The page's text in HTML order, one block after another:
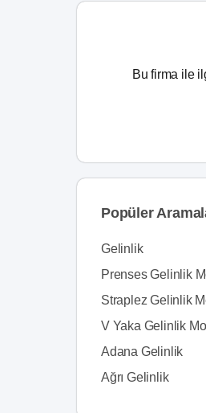
Bu firma ile
Popüler
Gelinlik
Prenses Gelinlik
Straplez Gelinlik
V Yaka Gelinlik
Adana Gelinlik
Ağrı Gelinlik